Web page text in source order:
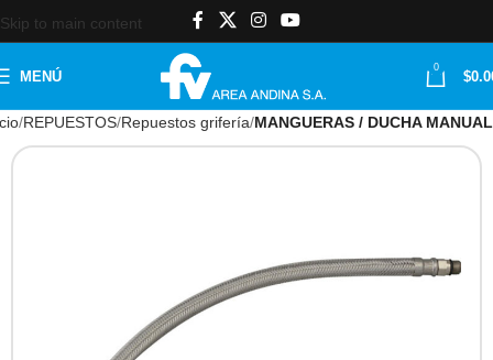
Skip to main content
MENÚ
0
$
REPUESTOS Repuestos grifería MANGUERAS / DUCHA MANUAL